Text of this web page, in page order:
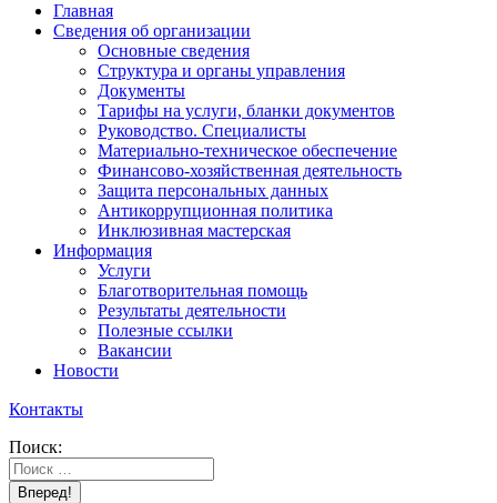
Главная
Сведения об организации
Основные сведения
Структура и органы управления
Документы
Тарифы на услуги, бланки документов
Руководство. Специалисты
Материально-техническое обеспечение
Финансово-хозяйственная деятельность
Защита персональных данных
Антикоррупционная политика
Инклюзивная мастерская
Информация
Услуги
Благотворительная помощь
Результаты деятельности
Полезные ссылки
Вакансии
Новости
Контакты
Поиск: